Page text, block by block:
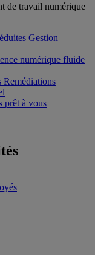
de travail numérique
Gestion
numérique fluide
Remédiations
prêt à vous